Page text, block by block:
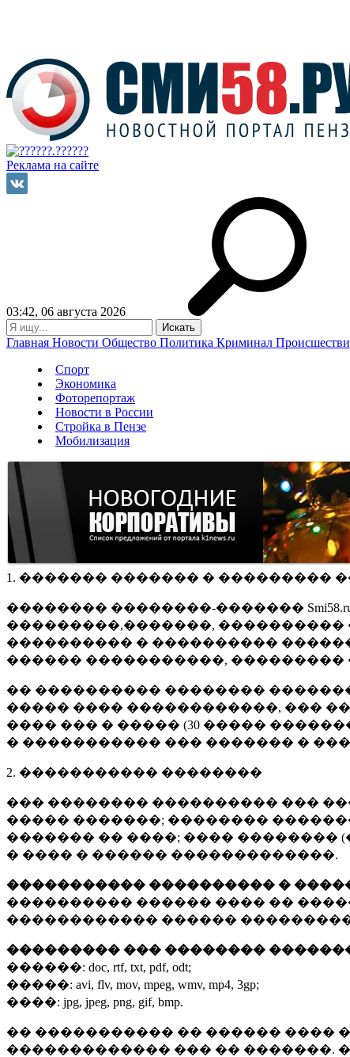
Реклама на сайте
03:42, 06 августа 2026
Главная Новости Общество Политика Криминал
Спорт
Экономика
Фоторепортаж
Новости в России
Стройка в Пензе
Мобилизация
1. ������� ������� � ���������
�������� ��������-�������
���������,�������,
���������� � ����������
������ �����������,
�� ���������� ��������
����� ���� ������������, ���
���� ��� � ����� (30 �����
� ����������� ��� ������� �
2. ����������� ��������
��� �������� ���������� ���
����� �������; ��������
������� �� ����; ���� ��������
� ���� � ������ �������������.
����������� ���������� �
���������� ������ ���� ��
������������ ������
��������� ��� ��������
������: doc, rtf, txt, pdf, odt;
�����: avi, flv, mov, mpeg, wmv, mp4, 3gp;
����: jpg, jpeg, png, gif, bmp.
�� ����������� �� ������ ����
������������� ��� �� �������.